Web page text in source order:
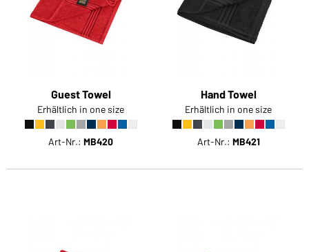
Sie möchten gerne für Ihren privaten Bedarf
einkaufen?
Guest Towel
Erhältlich in one size
Art-Nr.: MB420
Hand Towel
Erhältlich in one size
Art-Nr.: MB421